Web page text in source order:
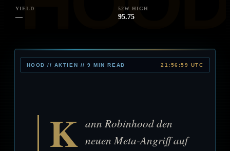
YIELD
—
52W HIGH
95.75
HOOD // AKTIEN // 9 MIN READ 21:56:59 UTC
K ann Robinhood den
neuen Meta-Angriff auf